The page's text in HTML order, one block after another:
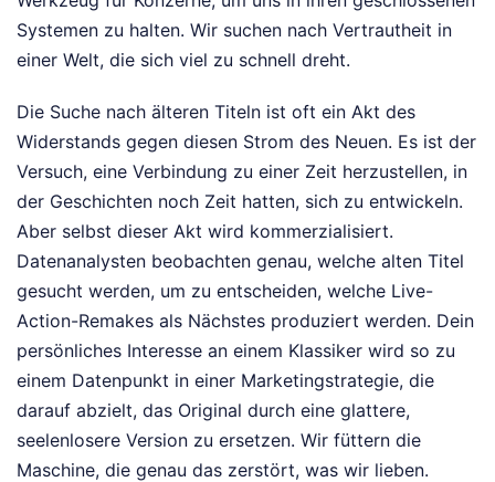
Systemen zu halten. Wir suchen nach Vertrautheit in
einer Welt, die sich viel zu schnell dreht.
Die Suche nach älteren Titeln ist oft ein Akt des
Widerstands gegen diesen Strom des Neuen. Es ist der
Versuch, eine Verbindung zu einer Zeit herzustellen, in
der Geschichten noch Zeit hatten, sich zu entwickeln.
Aber selbst dieser Akt wird kommerzialisiert.
Datenanalysten beobachten genau, welche alten Titel
gesucht werden, um zu entscheiden, welche Live-
Action-Remakes als Nächstes produziert werden. Dein
persönliches Interesse an einem Klassiker wird so zu
einem Datenpunkt in einer Marketingstrategie, die
darauf abzielt, das Original durch eine glattere,
seelenlosere Version zu ersetzen. Wir füttern die
Maschine, die genau das zerstört, was wir lieben.